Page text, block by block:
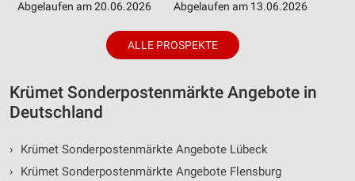
Abgelaufen am 20.06.2026 Abgelaufen am 13.06.2026
ALLE PROSPEKTE
Krümet Sonderpostenmärkte Angebote in
Deutschland
›
Krümet Sonderpostenmärkte Angebote Lübeck
›
Krümet Sonderpostenmärkte Angebote Flensburg